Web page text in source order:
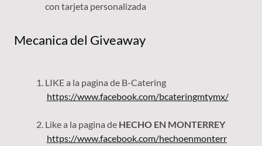
con tarjeta personalizada
Mecanica del Giveaway
LIKE a la pagina de B-Catering
https://www.facebook.com/bcateringmtymx/
Like a la pagina de HECHO EN MONTERREY
https://www.facebook.com/hechoenmonterr